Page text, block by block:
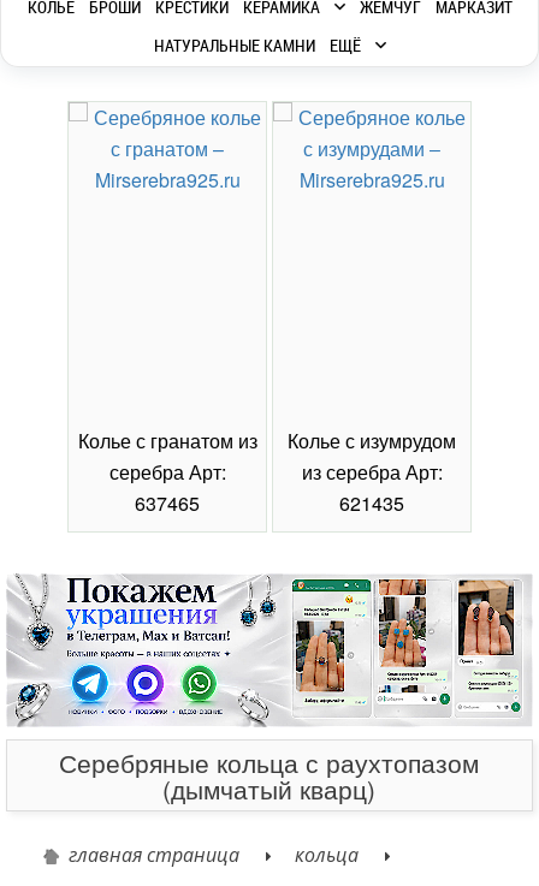
КОЛЬЕ
БРОШИ КРЕСТИКИ КЕРАМИКА ЖЕМЧУГ
МАРКАЗИТ
НАТУРАЛЬНЫЕ КАМНИ
ЕЩЁ
Колье с гранатом из
серебра Арт:
637465
Колье с изумрудом
из серебра Арт:
621435
Серебряные кольца с раухтопазом
(дымчатый кварц)
главная страница
кольца